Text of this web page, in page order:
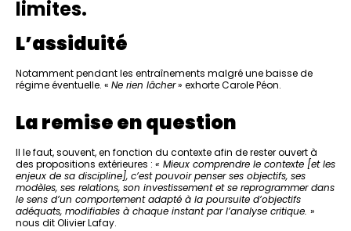
limites.
L’assiduité
Notamment pendant les entraînements malgré une baisse de
régime éventuelle. « Ne rien lâcher» exhorte Carole Péon.
La remise en question
Il le faut, souvent, en fonction du contexte afin de rester ouvert à
des propositions extérieures : « Mieux comprendre le contexte [et les
enjeux de sa discipline], c’est pouvoir penser ses objectifs, ses
modèles, ses relations, son investissement et se reprogrammer dans
le sens d’un comportement adapté à la poursuite d’objectifs
adéquats, modifiables à chaque instant par l’analyse critique. »
nous dit Olivier Lafay.